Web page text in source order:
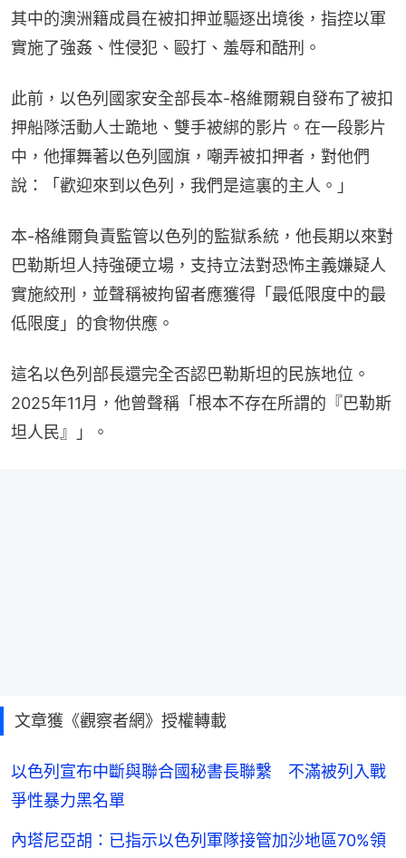
其中的澳洲籍成員在被扣押並驅逐出境後，指控以軍
實施了強姦、性侵犯、毆打、羞辱和酷刑。
此前，以色列國家安全部長本-格維爾親自發布了被扣
押船隊活動人士跪地、雙手被綁的影片。在一段影片
中，他揮舞著以色列國旗，嘲弄被扣押者，對他們
說：「歡迎來到以色列，我們是這裏的主人。」
本-格維爾負責監管以色列的監獄系統，他長期以來對
巴勒斯坦人持強硬立場，支持立法對恐怖主義嫌疑人
實施絞刑，並聲稱被拘留者應獲得「最低限度中的最
低限度」的食物供應。
這名以色列部長還完全否認巴勒斯坦的民族地位。
2025年11月，他曾聲稱「根本不存在所謂的『巴勒斯
坦人民』」。
文章獲《觀察者網》授權轉載
以色列宣布中斷與聯合國秘書長聯繫 不滿被列入戰
爭性暴力黑名單
內塔尼亞胡：已指示以色列軍隊接管加沙地區70%領